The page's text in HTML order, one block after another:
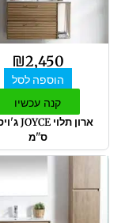
₪2,450
הוספה לסל
קנה עכשיו
ס"מ